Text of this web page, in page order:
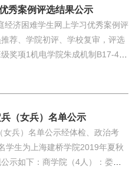
盛登科、张峰萌、黄开颜、韩思
、梁南豪、帅隆龙、张浩然、李
尉、陶奕宇商学院（27人）：马
赵成杰、项青松、年黎明、蔡健
艺术设计学院（4人）：章宇
靖、黄俊杰、马中骏、刘天
轶祁公示期自今日起5天，即
述名单有异议者，请在公示期内
秀案例评选结果公示
经济困难学生网上学习优秀案例评
荐、学院初评、学校复审，评选
奖项1机电学院朱成机制B17-4一
6一等奖3外国语学院彭科铭日语
术学院赵义停护理学B19-2二等
2二等奖10机电学院董海峰机制
秘书学B19-1三等奖12商学院刘
院徐佳玲数媒艺术B19-2三等奖
（女兵）名单公示
兵）名单公示经体检、政治考
学生为上海建桥学院2019年夏秋
示如下：商学院（4人）：娄腊
术学院（2人）：薛晓玉、马静